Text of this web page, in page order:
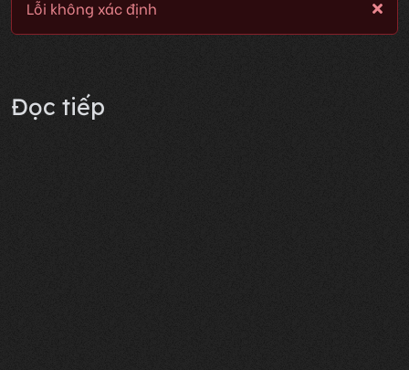
Lỗi không xác định
Đọc tiếp